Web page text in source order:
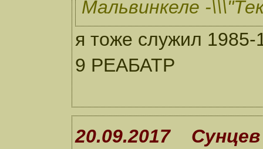
Мальвинкеле -
я тоже служил 1985-
9 РЕАБАТР
20.09.2017